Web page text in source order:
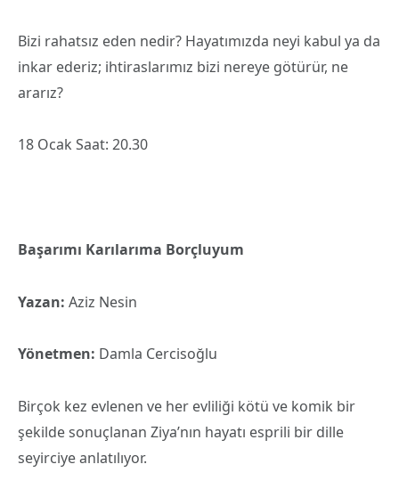
Bizi rahatsız eden nedir? Hayatımızda neyi kabul ya da
inkar ederiz; ihtiraslarımız bizi nereye götürür, ne
ararız?
18 Ocak Saat: 20.30
Başarımı Karılarıma Borçluyum
Yazan: Aziz Nesin
Yönetmen: Damla Cercisoğlu
Birçok kez evlenen ve her evliliği kötü ve komik bir
şekilde sonuçlanan Ziya’nın hayatı esprili bir dille
seyirciye anlatılıyor.